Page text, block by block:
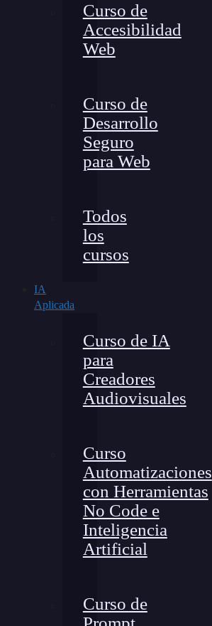
Curso de
Accesibilidad
Web
Curso de
Desarrollo
Seguro
para Web
Todos
los
cursos
IA
Aplicada
Curso de IA
para
Creadores
Audiovisuales
Curso
Automatizaciones
con Herramientas
No Code e
Inteligencia
Artificial
Curso de